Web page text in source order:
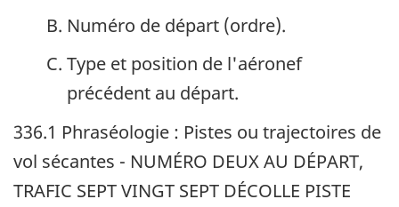
Numéro de départ (ordre).
Type et position de l'aéronef
précédent au départ.
336.1 Phraséologie : Pistes ou trajectoires de
vol sécantes - NUMÉRO DEUX AU DÉPART,
TRAFIC SEPT VINGT SEPT DÉCOLLE PISTE